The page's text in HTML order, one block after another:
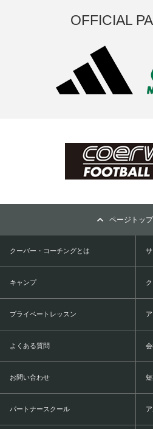
OFFICIAL
ページトッ
クーバー・コーチングとは
キャンプ
プライベートレッスン
よくある質問
お問い合わせ
パートナースクール